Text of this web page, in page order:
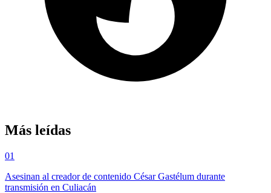
Más leídas
01
Asesinan al creador de contenido César Gastélum durante
transmisión en Culiacán